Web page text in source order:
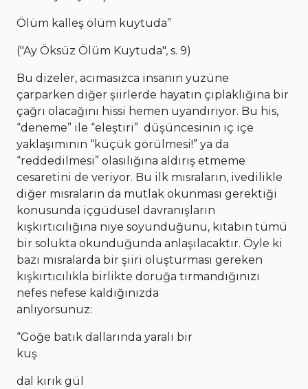
Ölüm kalleş ölüm kuytuda”
("Ay Öksüz Ölüm Kuytuda", s. 9)
Bu dizeler, acımasızca insanın yüzüne
çarparken diğer şiirlerde hayatın çıplaklığına bir
çağrı olacağını hissi hemen uyandırıyor. Bu his,
“deneme” ile “eleştiri” düşüncesinin iç içe
yaklaşımının “küçük görülmesi!” ya da
“reddedilmesi” olasılığına aldırış etmeme
cesaretini de veriyor. Bu ilk mısraların, ivedilikle
diğer mısraların da mutlak okunması gerektiği
konusunda içgüdüsel davranışların
kışkırtıcılığına niye soyunduğunu, kitabın tümü
bir solukta okunduğunda anlaşılacaktır. Öyle ki
bazı mısralarda bir şiiri oluşturması gereken
kışkırtıcılıkla birlikte doruğa tırmandığınızı
nefes nefese kaldığınızda
anlıyorsunuz:
“Göğe batık dallarında yaralı bir
kuş
dal kırık gül